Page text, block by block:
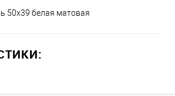
50x39 белая матовая